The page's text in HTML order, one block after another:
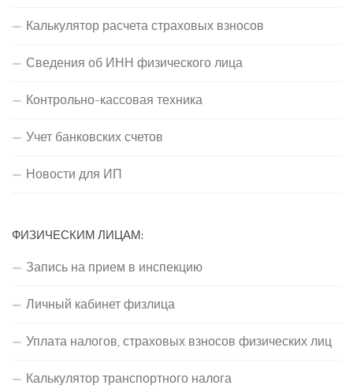
Калькулятор расчета страховых взносов
Сведения об ИНН физического лица
Контрольно-кассовая техника
Учет банковских счетов
Новости для ИП
ФИЗИЧЕСКИМ ЛИЦАМ:
Запись на прием в инспекцию
Личный кабинет физлица
Уплата налогов, страховых взносов физических лиц
Калькулятор транспортного налога